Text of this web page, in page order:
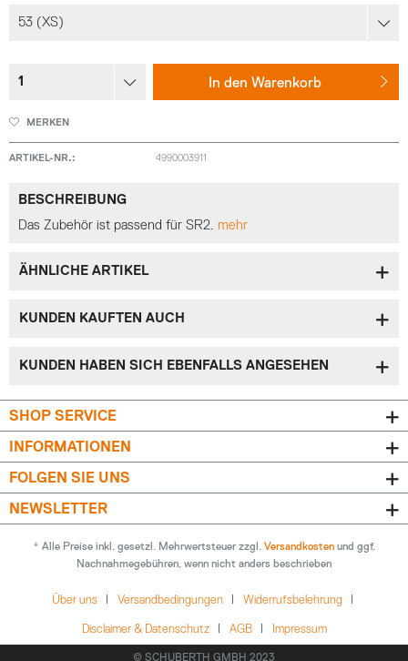
In den Warenkorb
MERKEN
ARTIKEL-NR.: 4990003911
BESCHREIBUNG
Das Zubehör ist passend für SR2. mehr
ÄHNLICHE ARTIKEL
KUNDEN KAUFTEN AUCH
KUNDEN HABEN SICH EBENFALLS ANGESEHEN
SHOP SERVICE
INFORMATIONEN
FOLGEN SIE UNS
NEWSLETTER
* Alle Preise inkl. gesetzl. Mehrwertsteuer zzgl. Versandkosten und ggf.
Nachnahmegebühren, wenn nicht anders beschrieben
Über uns Versandbedingungen Widerrufsbelehrung
Disclaimer & Datenschutz AGB Impressum
© SCHUBERTH GMBH 2023